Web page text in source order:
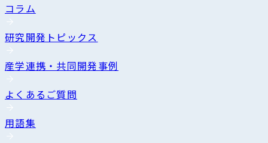
コラム
研究開発トピックス
産学連携・共同開発事例
よくあるご質問
用語集